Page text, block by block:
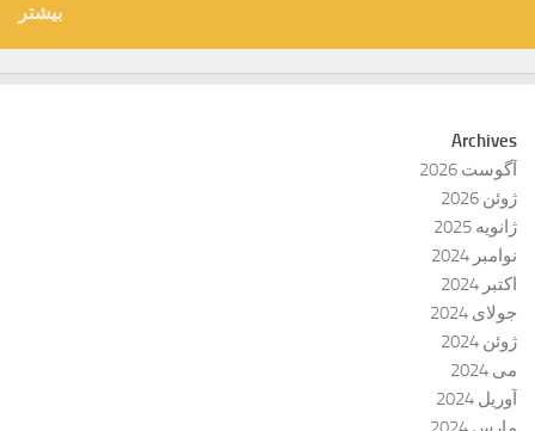
بیشتر
Archives
آگوست 2026
ژوئن 2026
ژانویه 2025
نوامبر 2024
اکتبر 2024
جولای 2024
ژوئن 2024
می 2024
آوریل 2024